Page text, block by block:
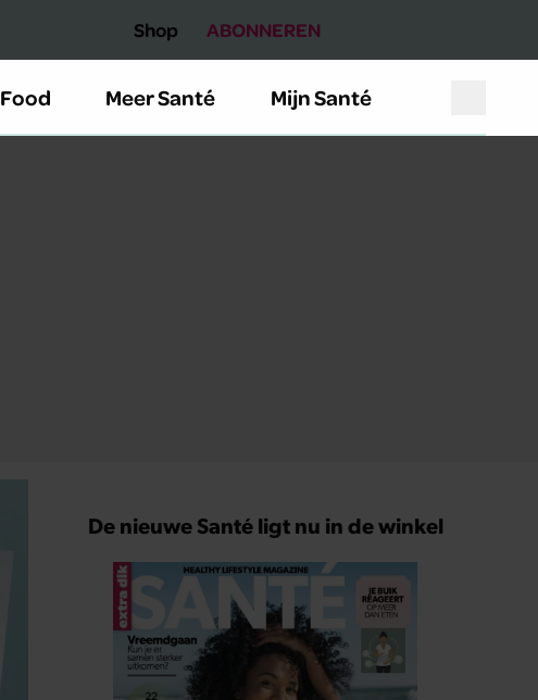
Shop ABONNEREN
Food Meer Santé Mijn Santé
De nieuwe Santé ligt nu in de winkel